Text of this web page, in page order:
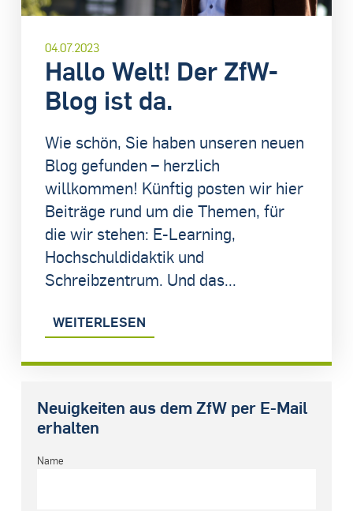
04.07.2023
Hallo Welt! Der ZfW-
Blog ist da.
Wie schön, Sie haben unseren neuen
Blog gefunden – herzlich
willkommen! Künftig posten wir hier
Beiträge rund um die Themen, für
die wir stehen: E-Learning,
Hochschuldidaktik und
Schreibzentrum. Und das...
WEITERLESEN
Neuigkeiten aus dem ZfW per E-Mail
erhalten
Name